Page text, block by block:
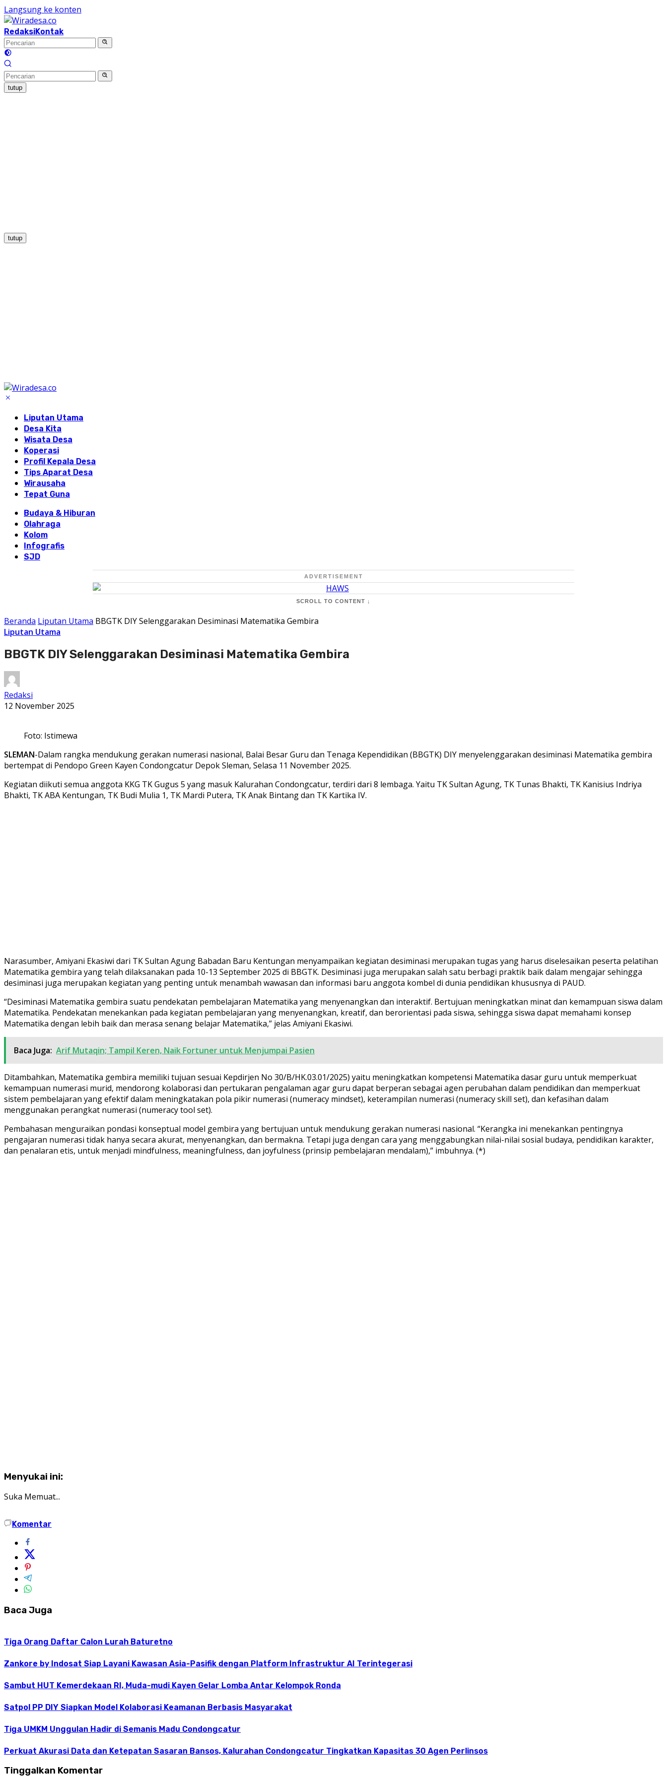
Langsung ke konten
RedaksiKontak
tutup
tutup
Liputan Utama
Desa Kita
Wisata Desa
Koperasi
Profil Kepala Desa
Tips Aparat Desa
Wirausaha
Tepat Guna
Budaya & Hiburan
Olahraga
Kolom
Infografis
SJD
ADVERTISEMENT
SCROLL TO CONTENT ↓
Beranda Liputan Utama BBGTK DIY Selenggarakan Desiminasi Matematika Gembira
Liputan Utama
BBGTK DIY Selenggarakan Desiminasi Matematika Gembira
Redaksi
12 November 2025
Foto: Istimewa
SLEMAN-Dalam rangka mendukung gerakan numerasi nasional, Balai Besar Guru dan Tenaga Kependidikan (BBGTK) DIY menyelenggarakan desiminasi Matematika gembira
bertempat di Pendopo Green Kayen Condongcatur Depok Sleman, Selasa 11 November 2025.
Kegiatan diikuti semua anggota KKG TK Gugus 5 yang masuk Kalurahan Condongcatur, terdiri dari 8 lembaga. Yaitu TK Sultan Agung, TK Tunas Bhakti, TK Kanisius Indriya
Bhakti, TK ABA Kentungan, TK Budi Mulia 1, TK Mardi Putera, TK Anak Bintang dan TK Kartika IV.
Narasumber, Amiyani Ekasiwi dari TK Sultan Agung Babadan Baru Kentungan menyampaikan kegiatan desiminasi merupakan tugas yang harus diselesaikan peserta pelatihan
Matematika gembira yang telah dilaksanakan pada 10-13 September 2025 di BBGTK. Desiminasi juga merupakan salah satu berbagi praktik baik dalam mengajar sehingga
desiminasi juga merupakan kegiatan yang penting untuk menambah wawasan dan informasi baru anggota kombel di dunia pendidikan khususnya di PAUD.
“Desiminasi Matematika gembira suatu pendekatan pembelajaran Matematika yang menyenangkan dan interaktif. Bertujuan meningkatkan minat dan kemampuan siswa dalam
Matematika. Pendekatan menekankan pada kegiatan pembelajaran yang menyenangkan, kreatif, dan berorientasi pada siswa, sehingga siswa dapat memahami konsep
Matematika dengan lebih baik dan merasa senang belajar Matematika,” jelas Amiyani Ekasiwi.
Baca Juga: Arif Mutaqin; Tampil Keren, Naik Fortuner untuk Menjumpai Pasien
Ditambahkan, Matematika gembira memiliki tujuan sesuai Kepdirjen No 30/B/HK.03.01/2025) yaitu meningkatkan kompetensi Matematika dasar guru untuk memperkuat
kemampuan numerasi murid, mendorong kolaborasi dan pertukaran pengalaman agar guru dapat berperan sebagai agen perubahan dalam pendidikan dan memperkuat
sistem pembelajaran yang efektif dalam meningkatakan pola pikir numerasi (numeracy mindset), keterampilan numerasi (numeracy skill set), dan kefasihan dalam
menggunakan perangkat numerasi (numeracy tool set).
Pembahasan menguraikan pondasi konseptual model gembira yang bertujuan untuk mendukung gerakan numerasi nasional. “Kerangka ini menekankan pentingnya
pengajaran numerasi tidak hanya secara akurat, menyenangkan, dan bermakna. Tetapi juga dengan cara yang menggabungkan nilai-nilai sosial budaya, pendidikan karakter,
dan penalaran etis, untuk menjadi mindfulness, meaningfulness, dan joyfulness (prinsip pembelajaran mendalam),” imbuhnya. (*)
Menyukai ini:
Suka Memuat...
Komentar
Baca Juga
Tiga Orang Daftar Calon Lurah Baturetno
Zankore by Indosat Siap Layani Kawasan Asia-Pasifik dengan Platform Infrastruktur AI Terintegerasi
Sambut HUT Kemerdekaan RI, Muda-mudi Kayen Gelar Lomba Antar Kelompok Ronda
Satpol PP DIY Siapkan Model Kolaborasi Keamanan Berbasis Masyarakat
Tiga UMKM Unggulan Hadir di Semanis Madu Condongcatur
Perkuat Akurasi Data dan Ketepatan Sasaran Bansos, Kalurahan Condongcatur Tingkatkan Kapasitas 30 Agen Perlinsos
Tinggalkan Komentar